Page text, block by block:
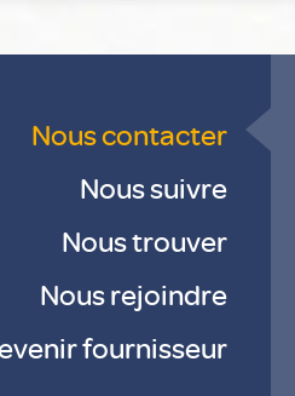
vos Options
Nous contacter
Nous suivre
Nous trouver
Nous rejoindre
fournisseur